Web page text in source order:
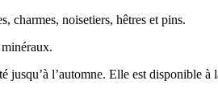
charmes, noisetiers, hêtres et pins.
jusqu’à l’automne. Elle est disponible à